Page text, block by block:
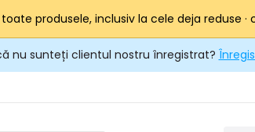
produsele, inclusiv la cele deja reduse ·
nu sunteți clientul nostru înregistrat?